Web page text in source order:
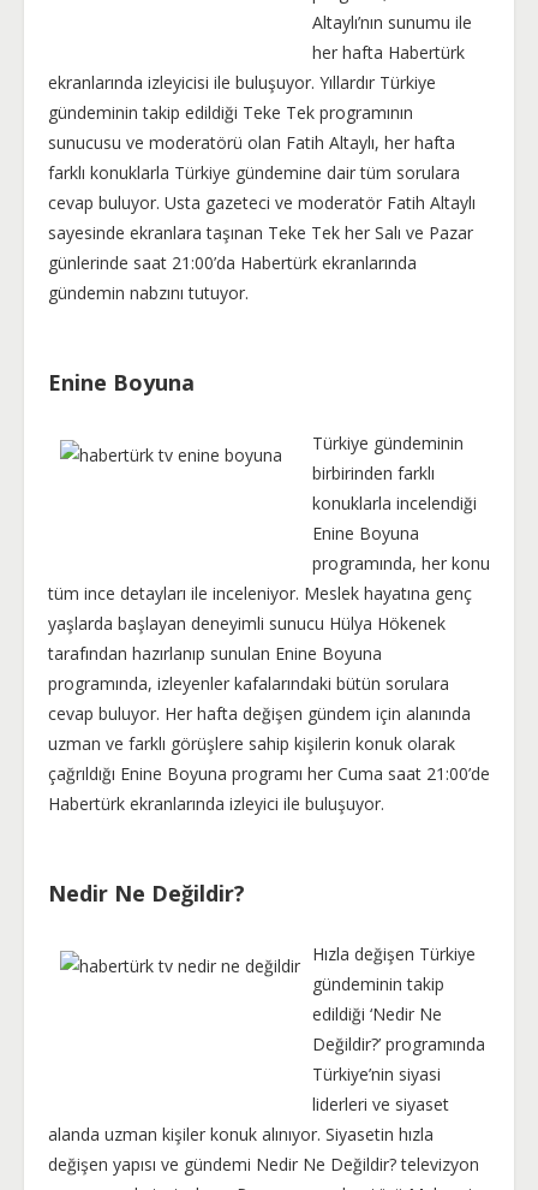
Altaylı’nın sunumu ile
her hafta Habertürk
ekranlarında izleyicisi ile buluşuyor. Yıllardır Türkiye
gündeminin takip edildiği Teke Tek programının
sunucusu ve moderatörü olan Fatih Altaylı, her hafta
farklı konuklarla Türkiye gündemine dair tüm sorulara
cevap buluyor. Usta gazeteci ve moderatör Fatih Altaylı
sayesinde ekranlara taşınan Teke Tek her Salı ve Pazar
günlerinde saat 21:00’da Habertürk ekranlarında
gündemin nabzını tutuyor.
Enine Boyuna
Türkiye gündeminin
birbirinden farklı
konuklarla incelendiği
Enine Boyuna
programında, her konu
tüm ince detayları ile inceleniyor. Meslek hayatına genç
yaşlarda başlayan deneyimli sunucu Hülya Hökenek
tarafından hazırlanıp sunulan Enine Boyuna
programında, izleyenler kafalarındaki bütün sorulara
cevap buluyor. Her hafta değişen gündem için alanında
uzman ve farklı görüşlere sahip kişilerin konuk olarak
çağrıldığı Enine Boyuna programı her Cuma saat 21:00’de
Habertürk ekranlarında izleyici ile buluşuyor.
Nedir Ne Değildir?
Hızla değişen Türkiye
gündeminin takip
edildiği ‘Nedir Ne
Değildir?’ programında
Türkiye’nin siyasi
liderleri ve siyaset
alanda uzman kişiler konuk alınıyor. Siyasetin hızla
değişen yapısı ve gündemi Nedir Ne Değildir? televizyon